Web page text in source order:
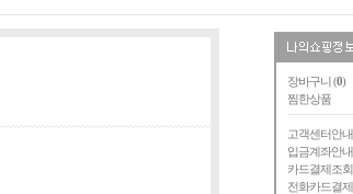
장바구니 (0)
찜한상품
고객센터안내
입금계좌안내
카드결제조회
전화카드결제